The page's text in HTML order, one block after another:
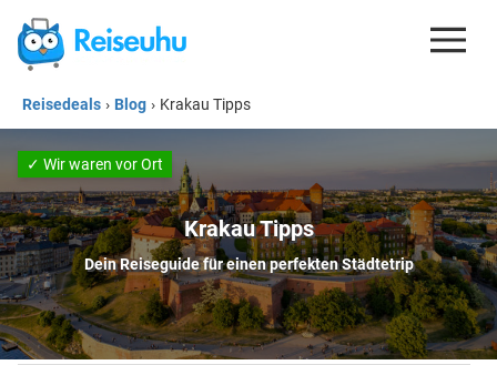
REISEDEALS
GUTSCHEINE
KREDITKARTEN
ESIM
REISEBLOG
Reisedeals › Blog › Krakau Tipps
✓ Wir waren vor Ort
Krakau Tipps
Dein Reiseguide für einen perfekten Städtetrip